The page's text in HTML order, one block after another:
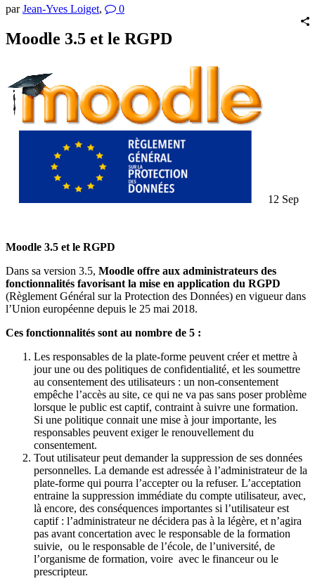
parJean-Yves Loiget, 0
Moodle 3.5 et le RGPD
12 Sep
Moodle 3.5 et le RGPD
Dans sa version 3.5, Moodle offre aux administrateurs des
fonctionnalités favorisant la mise en application du RGPD
(Règlement Général sur la Protection des Données) en vigueur dans
l’Union européenne depuis le 25 mai 2018.
Ces fonctionnalités sont au nombre de 5 :
Les responsables de la plate-forme peuvent créer et mettre à
jour une ou des politiques de confidentialité, et les soumettre
au consentement des utilisateurs : un non-consentement
empêche l’accès au site, ce qui ne va pas sans poser problème
lorsque le public est captif, contraint à suivre une formation.
Si une politique connait une mise à jour importante, les
responsables peuvent exiger le renouvellement du
consentement.
Tout utilisateur peut demander la suppression de ses données
personnelles. La demande est adressée à l’administrateur de la
plate-forme qui pourra l’accepter ou la refuser. L’acceptation
entraine la suppression immédiate du compte utilisateur, avec,
là encore, des conséquences importantes si l’utilisateur est
captif : l’administrateur ne décidera pas à la légère, et n’agira
pas avant concertation avec le responsable de la formation
suivie, ou le responsable de l’école, de l’université, de
l’organisme de formation, voire avec le financeur ou le
prescripteur.